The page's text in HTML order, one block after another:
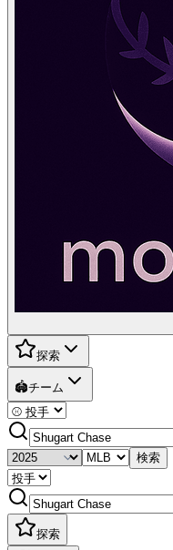
探索
🏟️チーム
検索
探索